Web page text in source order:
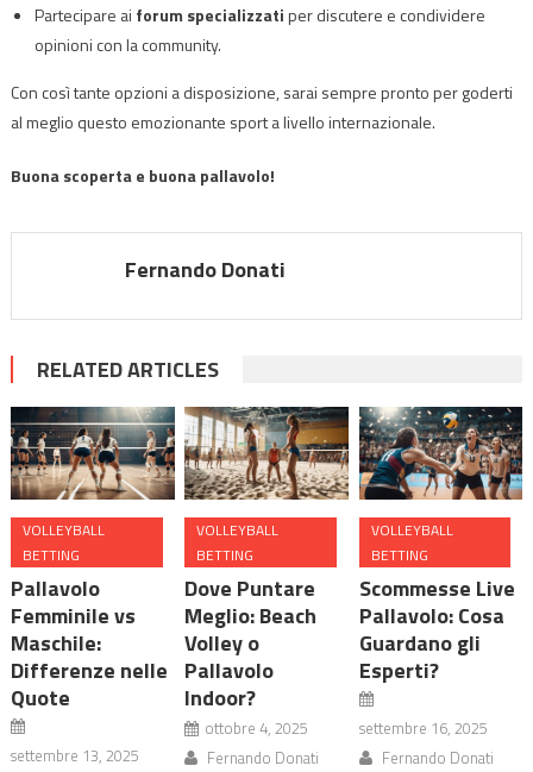
Partecipare ai forum specializzatiper discutere e condividere
opinioni con la community.
Con così tante opzioni a disposizione, sarai sempre pronto per goderti
al meglio questo emozionante sport a livello internazionale.
Buona scoperta e buona pallavolo!
Fernando Donati
RELATED ARTICLES
VOLLEYBALL
BETTING
Pallavolo
Femminile vs
Maschile:
Differenze nelle
Quote
settembre 13, 2025
VOLLEYBALL
BETTING
Dove Puntare
Meglio: Beach
Volley o
Pallavolo
Indoor?
ottobre 4, 2025
Fernando Donati
VOLLEYBALL
BETTING
Scommesse Live
Pallavolo: Cosa
Guardano gli
Esperti?
settembre 16, 2025
Fernando Donati